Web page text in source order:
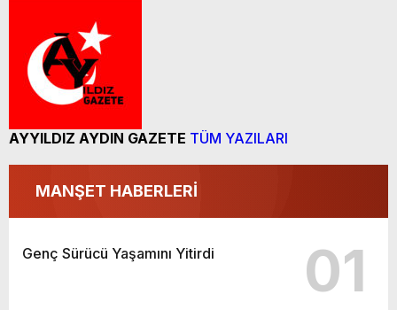
AYYILDIZ AYDIN GAZETE TÜM YAZILARI
MANŞET HABERLERİ
Genç Sürücü Yaşamını Yitirdi 01